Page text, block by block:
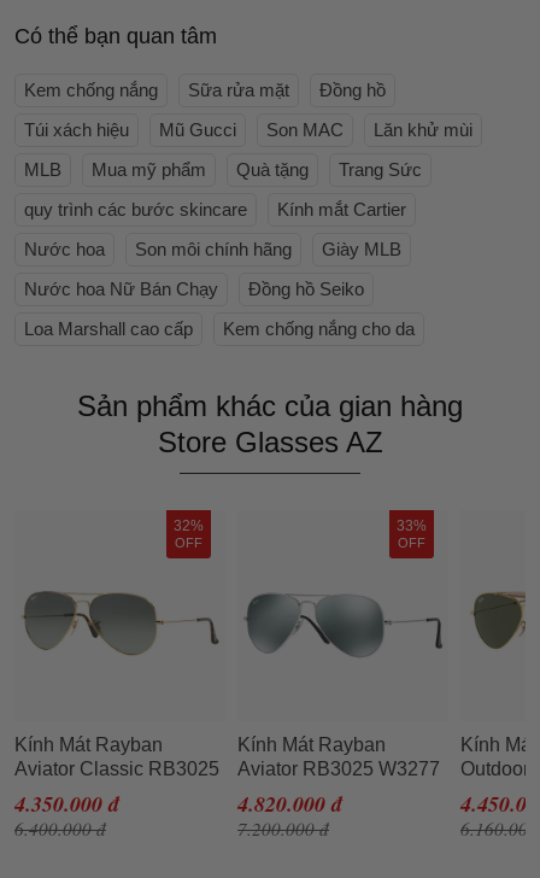
Có thể bạn quan tâm
Kem chống nắng Sữa rửa mặt
Đồng hồ
Túi xách hiệu
Mũ Gucci Son MAC
Lăn khử mùi
MLB
Mua mỹ phẩm Quà tặng
Trang Sức
quy trình các bước skincare
Kính mắt Cartier
Nước hoa
Son môi chính hãng
Giày MLB
Nước hoa Nữ Bán Chạy
Đồng hồ Seiko
Loa Marshall cao cấp
Kem chống nắng cho da
Sản phẩm khác của gian hàng
Store Glasses AZ
32%
OFF
Kính Mát Rayban
Aviator Classic RB3025
181/71 58 Màu Xám
4.350.000 đ
6.400.000 đ
33%
OFF
Kính Mát Rayban
Aviator RB3025 W3277
58-14 Màu Xám
4.820.000 đ
7.200.000 đ
Kính
L2112
Green